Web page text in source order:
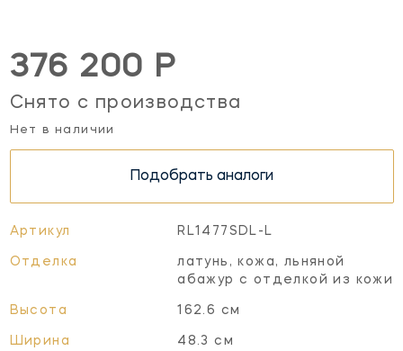
376 200 Р
Снято с производства
Нет в наличии
Подобрать аналоги
Артикул RL1477SDL-L
Отделка
латунь, кожа, льняной
абажур с отделкой из кожи
Высота 162.6 см
Ширина 48.3 см